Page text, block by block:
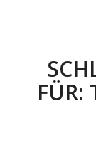
FÜR: